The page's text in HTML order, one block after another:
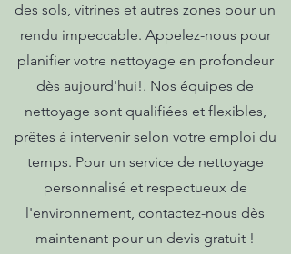
des sols, vitrines et autres zones pour un
rendu impeccable. Appelez-nous pour
planifier votre nettoyage en profondeur
dès aujourd'hui!. Nos équipes de
nettoyage sont qualifiées et flexibles,
prêtes à intervenir selon votre emploi du
temps. Pour un service de nettoyage
personnalisé et respectueux de
l'environnement, contactez-nous dès
maintenant pour un devis gratuit !